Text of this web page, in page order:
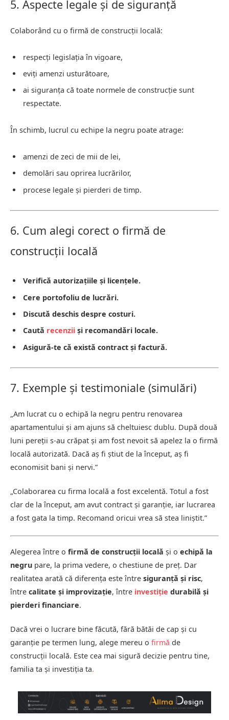
5. Aspecte legale și de siguranță
Colaborând cu o firmă de construcții locală:
respecți legislația în vigoare,
eviți amenzi usturătoare,
ai siguranța că toate normele de construcție sunt
respectate.
În schimb, lucrul cu echipe la negru poate atrage:
amenzi de zeci de mii de lei,
demolări sau oprirea lucrărilor,
procese legale și pierderi de timp.
6. Cum alegi corect o firmă de
construcții locală
Verifică autorizațiile și licențele.
Cere portofoliu de lucrări.
Discută deschis despre costuri.
Caută recenzii și recomandări locale.
Asigură-te că există contract și factură.
7. Exemple și testimoniale (simulări)
„Am lucrat cu o echipă la negru pentru renovarea
apartamentului și am ajuns să cheltuiesc dublu. După două
luni pereții s-au crăpat și am fost nevoit să apelez la o firmă
locală autorizată. Dacă aș fi știut de la început, aș fi
economisit bani și nervi.”
„Colaborarea cu firma locală a fost excelentă. Totul a fost
clar de la început, am avut contract și garanție, iar lucrarea
a fost gata la timp. Recomand oricui vrea să stea liniștit.”
Alegerea între o firmă de construcții locală și o echipă la
negru pare, la prima vedere, o chestiune de preț. Dar
realitatea arată că diferența este între siguranță și risc,
între calitate și improvizație, între investiție durabilă și
pierderi financiare.
Dacă vrei o lucrare bine făcută, fără bătăi de cap și cu
garanție pe termen lung, alege mereu o firmă de
construcții locală. Este cea mai sigură decizie pentru tine,
familia ta și investiția ta.